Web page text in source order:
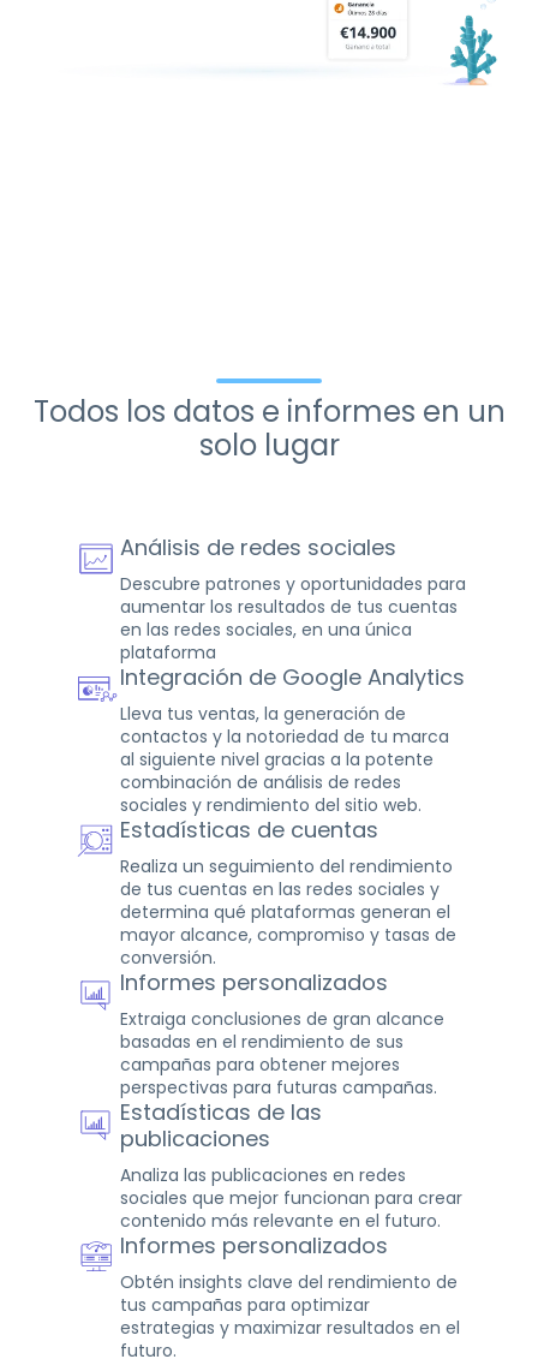
Todos los datos e informes en un
solo lugar
Análisis de redes sociales
Descubre patrones y oportunidades para
aumentar los resultados de tus cuentas
en las redes sociales, en una única
plataforma
Integración de Google Analytics
Lleva tus ventas, la generación de
contactos y la notoriedad de tu marca
al siguiente nivel gracias a la potente
combinación de análisis de redes
sociales y rendimiento del sitio web.
Estadísticas de cuentas
Realiza un seguimiento del rendimiento
de tus cuentas en las redes sociales y
determina qué plataformas generan el
mayor alcance, compromiso y tasas de
conversión.
Informes personalizados
Extraiga conclusiones de gran alcance
basadas en el rendimiento de sus
campañas para obtener mejores
perspectivas para futuras campañas.
Estadísticas de las
publicaciones
Analiza las publicaciones en redes
sociales que mejor funcionan para crear
contenido más relevante en el futuro.
Informes personalizados
Obtén insights clave del rendimiento de
tus campañas para optimizar
estrategias y maximizar resultados en el
futuro.